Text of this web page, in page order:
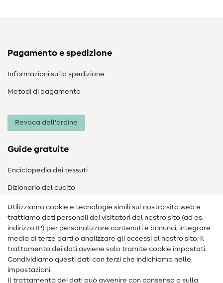
Pagamento e spedizione
Informazioni sulla spedizione
Metodi di pagamento
Revoca dell'ordine
Guide gratuite
Enciclopedia dei tessuti
Dizionario del cucito
Nähanleitungen
Assistenza e contatto
Contatto
Informazioni sul nuovo proprietario
Utilizziamo cookie e tecnologie simili sul nostro sito web e
trattiamo dati personali dei visitatori del nostro sito (ad es.
indirizzo IP) per personalizzare contenuti e annunci, integrare
media di terze parti o analizzare gli accessi al nostro sito. Il
trattamento dei dati avviene solo tramite cookie impostati.
Condividiamo questi dati con terzi che indichiamo nelle
impostazioni.
Il trattamento dei dati può avvenire con consenso o sulla